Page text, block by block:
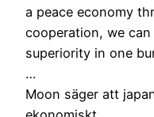
a peace economy
cooperation, we can
superiority in one
…
Moon säger att